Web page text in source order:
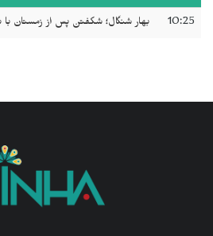
10:25 بهار شنگال؛ شکفتن پس از زمستان